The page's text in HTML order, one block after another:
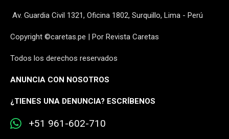
Av. Guardia Civil 1321, Oficina 1802, Surquillo, Lima - Perú
Copyright ©caretas.pe | Por Revista Caretas
Todos los derechos reservados
ANUNCIA CON NOSOTROS
¿TIENES UNA DENUNCIA? ESCRÍBENOS
+51 961-602-710